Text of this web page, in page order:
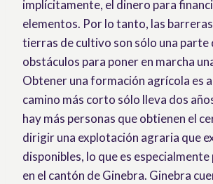
implícitamente, el dinero para
elementos. Por lo tanto, las
tierras de cultivo son sólo una parte
obstáculos para poner en marcha
Obtener una formación agrícola es
camino más corto sólo lleva dos
hay más personas que obtienen el
dirigir una explotación agraria que
disponibles, lo que es
en el cantón de Ginebra. Ginebra